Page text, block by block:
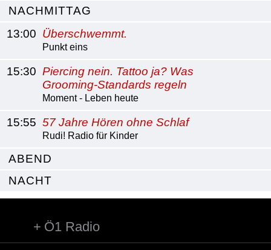
NACHMITTAG
13:00 Überschwemmt.
Punkt eins
15:30 Piercing nein. Tattoo ja? Was
Grooming-Standards regeln
Moment - Leben heute
15:55 57 Jahre Hören ohne Schlaf
Rudi! Radio für Kinder
ABEND
NACHT
Ö1 Radio